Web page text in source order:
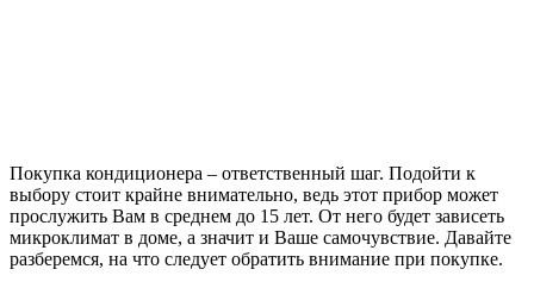
Покупка кондиционера – ответственный шаг. Подойти к
выбору стоит крайне внимательно, ведь этот прибор может
прослужить Вам в среднем до 15 лет. От него будет зависеть
микроклимат в доме, а значит и Ваше самочувствие. Давайте
разберемся, на что следует обратить внимание при покупке.